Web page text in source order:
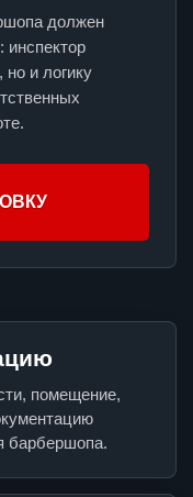
должен
инспектор
но и логику
помещение,
барбершопа.